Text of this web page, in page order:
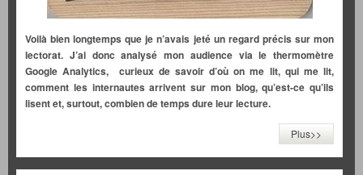
Voilà bien longtemps que je n’avais jeté un regard précis sur mon
lectorat. J’ai donc analysé mon audience via le thermomètre
Google Analytics, curieux de savoir d’où on me lit, qui me lit,
comment les internautes arrivent sur mon blog, qu’est-ce qu’ils
lisent et, surtout, combien de temps dure leur lecture.
Plus>>